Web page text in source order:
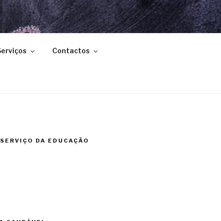
III
Contactos
DA EDUCAÇÃO